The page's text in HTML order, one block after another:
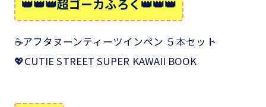
👑👑👑超ゴーカふろく👑👑👑
☕アフタヌーンティーツインペン ５本セット
💖CUTIE STREET SUPER KAWAII BOOK